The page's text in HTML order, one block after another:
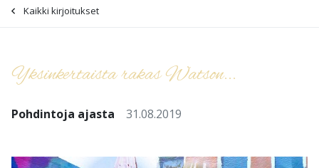
Kaikki kirjoitukset
Yksinkertaista rakas Watson...
Pohdintoja ajasta 31.08.2019